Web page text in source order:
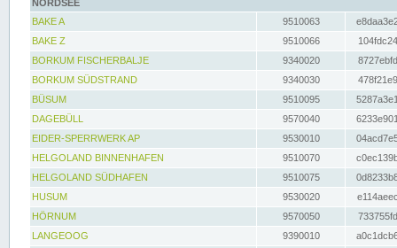
NORDSEE
BAKE A
9510063
BAKE Z
9510066
BORKUM FISCHERBALJE
9340020
BORKUM SÜDSTRAND
9340030
BÜSUM
9510095
DAGEBÜLL
9570040
EIDER-SPERRWERK AP
9530010
HELGOLAND BINNENHAFEN
9510070
HELGOLAND SÜDHAFEN
9510075
HUSUM
9530020
HÖRNUM
9570050
LANGEOOG
9390010